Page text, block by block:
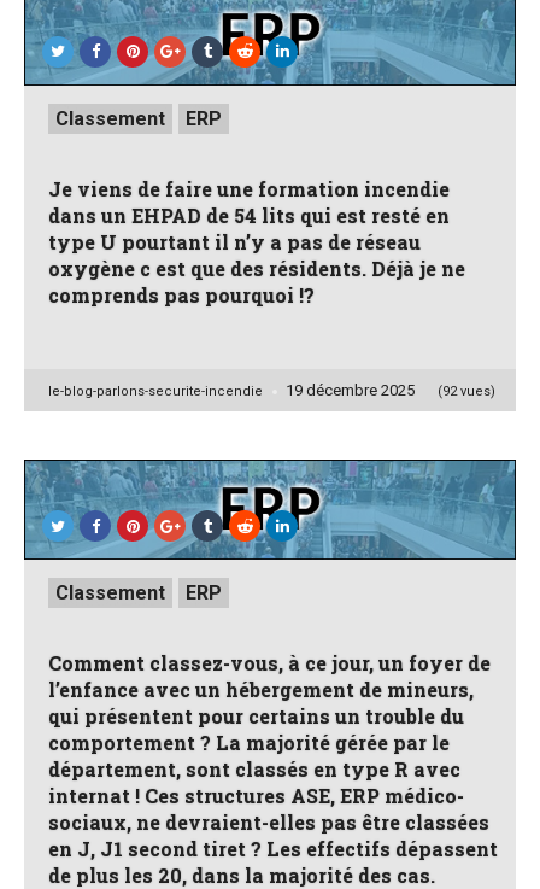
Posted
inClassement ERP
Je viens de faire une formation incendie
dans un EHPAD de 54 lits qui est resté en
type U pourtant il n’y a pas de réseau
oxygène c est que des résidents. Déjà je ne
comprends pas pourquoi !?
Posted
le-blog-parlons-securite-incendie 19 décembre 2025 (92 vues)
Posted
inClassement ERP
Comment classez-vous, à ce jour, un foyer de
l’enfance avec un hébergement de mineurs,
qui présentent pour certains un trouble du
comportement ? La majorité gérée par le
département, sont classés en type R avec
internat ! Ces structures ASE, ERP médico-
sociaux, ne devraient-elles pas être classées
en J, J1 second tiret ? Les effectifs dépassent
de plus les 20, dans la majorité des cas.